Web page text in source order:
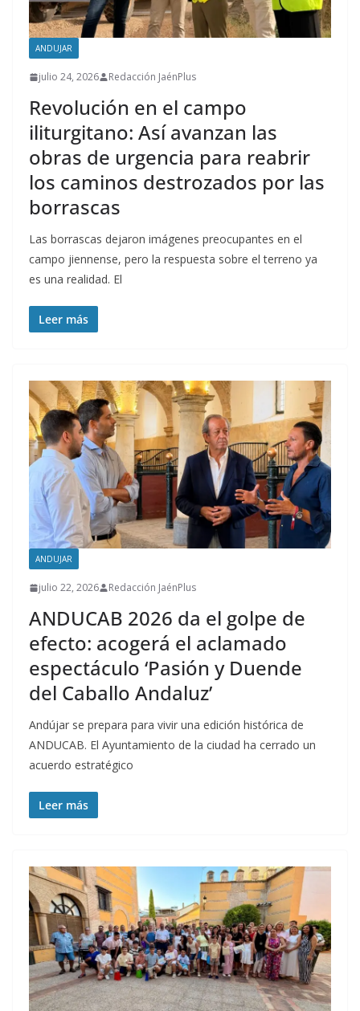
ANDUJAR
julio 24, 2026 Redacción JaénPlus
Revolución en el campo
iliturgitano: Así avanzan las
obras de urgencia para reabrir
los caminos destrozados por las
borrascas
Las borrascas dejaron imágenes preocupantes en el
campo jiennense, pero la respuesta sobre el terreno ya
es una realidad. El
Leer más
ANDUJAR
julio 22, 2026 Redacción JaénPlus
ANDUCAB 2026 da el golpe de
efecto: acogerá el aclamado
espectáculo ‘Pasión y Duende
del Caballo Andaluz’
Andújar se prepara para vivir una edición histórica de
ANDUCAB. El Ayuntamiento de la ciudad ha cerrado un
acuerdo estratégico
Leer más